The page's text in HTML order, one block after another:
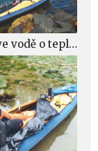
Koupání ve vodě o teplotě 10 °C